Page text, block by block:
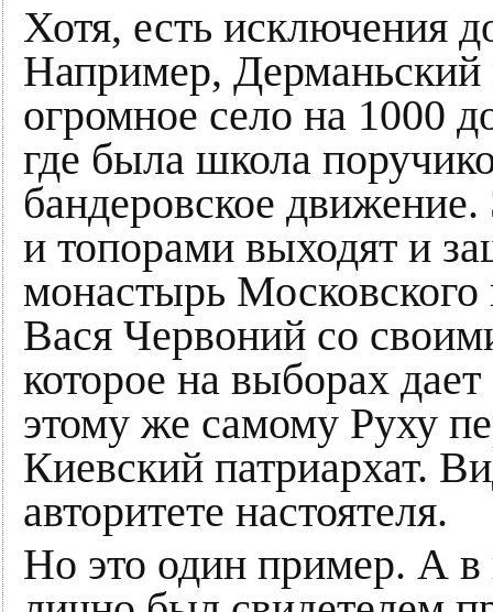
Хотя, есть исключения
Например,
огромное село на 1000
где была школа
бандеровское
и топорами выходят и
монастырь Московского
Вася Червоний со
которое на выборах
этому же самому Руху
Киевский патриархат.
авторитете настоятеля.
Но это один пример. А в